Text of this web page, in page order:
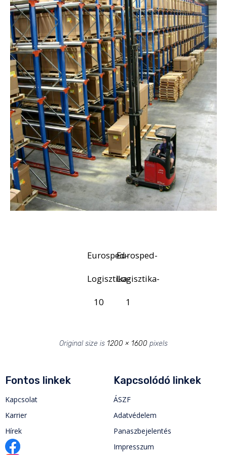
Eurosped-
Logisztika-
10
Eurosped-
Logisztika-
1
Original size is 1200 × 1600 pixels
Fontos linkek
Kapcsolat
Karrier
Hírek
Kapcsolódó linkek
ÁSZF
Adatvédelem
Panaszbejelentés
Impresszum